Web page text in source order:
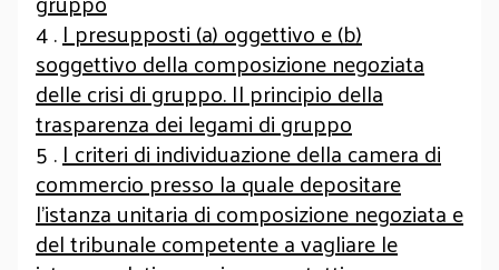
4 .I presupposti (a) oggettivo e (b)
soggettivo della composizione negoziata
delle crisi di gruppo. Il principio della
trasparenza dei legami di gruppo
5 .I criteri di individuazione della camera di
commercio presso la quale depositare
l’istanza unitaria di composizione negoziata e
del tribunale competente a vagliare le